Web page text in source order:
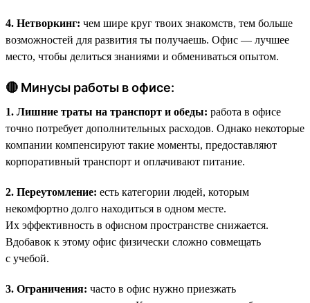
4. Нетворкинг: чем шире круг твоих знакомств, тем больше
возможностей для развития ты получаешь. Офис — лучшее
место, чтобы делиться знаниями и обмениваться опытом.
🔴 Минусы работы в офисе:
1. Лишние траты на транспорт и обеды: работа в офисе
точно потребует дополнительных расходов. Однако некоторые
компании компенсируют такие моменты, предоставляют
корпоративный транспорт и оплачивают питание.
2. Переутомление: есть категории людей, которым
некомфортно долго находиться в одном месте.
Их эффективность в офисном пространстве снижается.
Вдобавок к этому офис физически сложно совмещать
с учебой.
3. Ограничения: часто в офис нужно приезжать